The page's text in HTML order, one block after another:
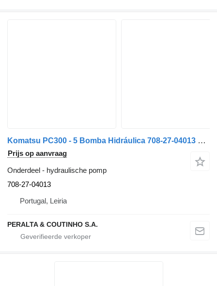
Komatsu PC300 - 5 Bomba Hidráulica 708-27-04013 hydraulische pomp voor Komatsu vrachtwagen
Prijs op aanvraag
Onderdeel - hydraulische pomp
708-27-04013
Portugal, Leiria
PERALTA & COUTINHO S.A.